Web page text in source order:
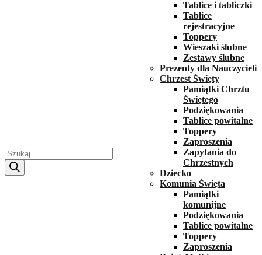
Wyszukiwarka
produktów
Tablice i tabliczki
Tablice
rejestracyjne
Toppery
Wieszaki ślubne
Zestawy ślubne
Prezenty dla Nauczycieli
Chrzest Święty
Pamiątki Chrztu
Świętego
Podziękowania
Tablice powitalne
Toppery
Zaproszenia
Zapytania do
Chrzestnych
Dziecko
Komunia Święta
Pamiątki
komunijne
Podziękowania
Tablice powitalne
Toppery
Zaproszenia